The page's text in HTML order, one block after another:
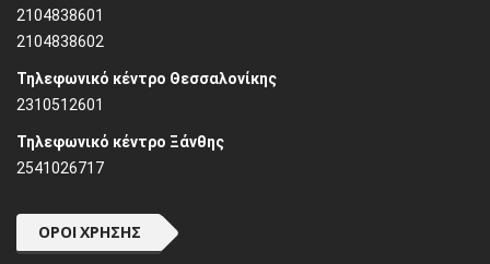
2104838601
2104838602
Τηλεφωνικό κέντρο Θεσσαλονίκης
2310512601
Τηλεφωνικό κέντρο Ξάνθης
2541026717
ΌΡΟΙ ΧΡΉΣΗΣ